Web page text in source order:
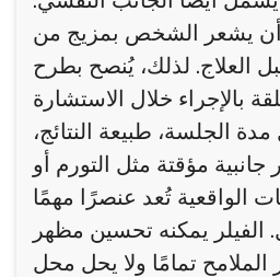
يشعر الشخص بمزيج من
العلاج. لذلك، يُنصح بطرح
بالإجراء خلال الاستشارة
الجلسة، طبيعة النتائج،
جانبية مؤقتة مثل التورم أو
الواقعية تُعد عنصرًا مهمًا
الفيلر يمكنه تحسين مظهر
الملامح تمامًا ولا يحل محل